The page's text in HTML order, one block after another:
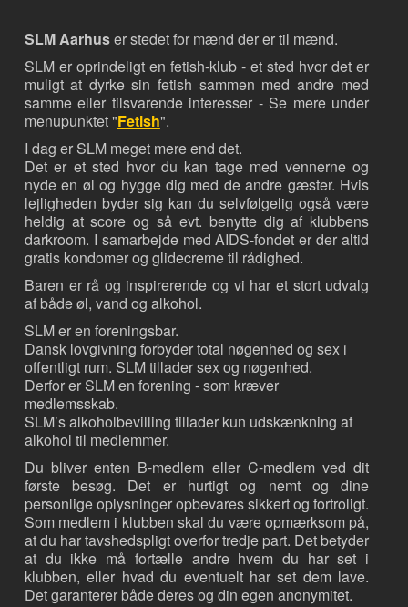
SLM Aarhuser stedet for mænd der er til mænd.
SLM er oprindeligt en fetish-klub - et sted hvor det er
muligt at dyrke sin fetish sammen med andre med
samme eller tilsvarende interesser - Se mere under
menupunktet "Fetish".
I dag er SLM meget mere end det.
Det er et sted hvor du kan tage med vennerne og
nyde en øl og hygge dig med de andre gæster. Hvis
lejligheden byder sig kan du selvfølgelig også være
heldig at score og så evt. benytte dig af klubbens
darkroom. I samarbejde med AIDS-fondet er der altid
gratis kondomer og glidecreme til rådighed.
Baren er rå og inspirerende og vi har et stort udvalg
af både øl, vand og alkohol.
SLM er en foreningsbar.
Dansk lovgivning forbyder total nøgenhed og sex i
offentligt rum. SLM tillader sex og nøgenhed.
Derfor er SLM en forening - som kræver
medlemsskab.
SLM’s alkoholbevilling tillader kun udskænkning af
alkohol til medlemmer.
Du bliver enten B-medlem eller C-medlem ved dit
første besøg. Det er hurtigt og nemt og dine
personlige oplysninger opbevares sikkert og fortroligt.
Som medlem i klubben skal du være opmærksom på,
at du har tavshedspligt overfor tredje part. Det betyder
at du ikke må fortælle andre hvem du har set i
klubben, eller hvad du eventuelt har set dem lave.
Det garanterer både deres og din egen anonymitet.